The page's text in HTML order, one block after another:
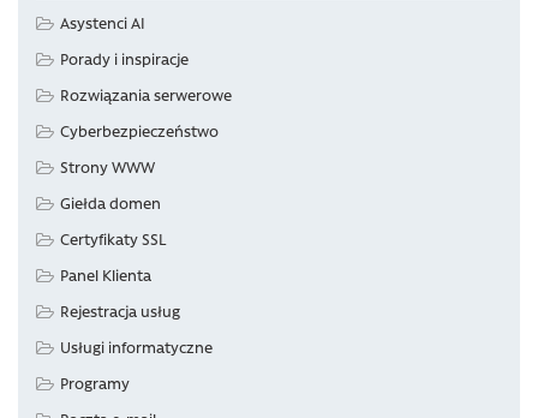
Asystenci AI
Porady i inspiracje
Rozwiązania serwerowe
Cyberbezpieczeństwo
Strony WWW
Giełda domen
Certyfikaty SSL
Panel Klienta
Rejestracja usług
Usługi informatyczne
Programy